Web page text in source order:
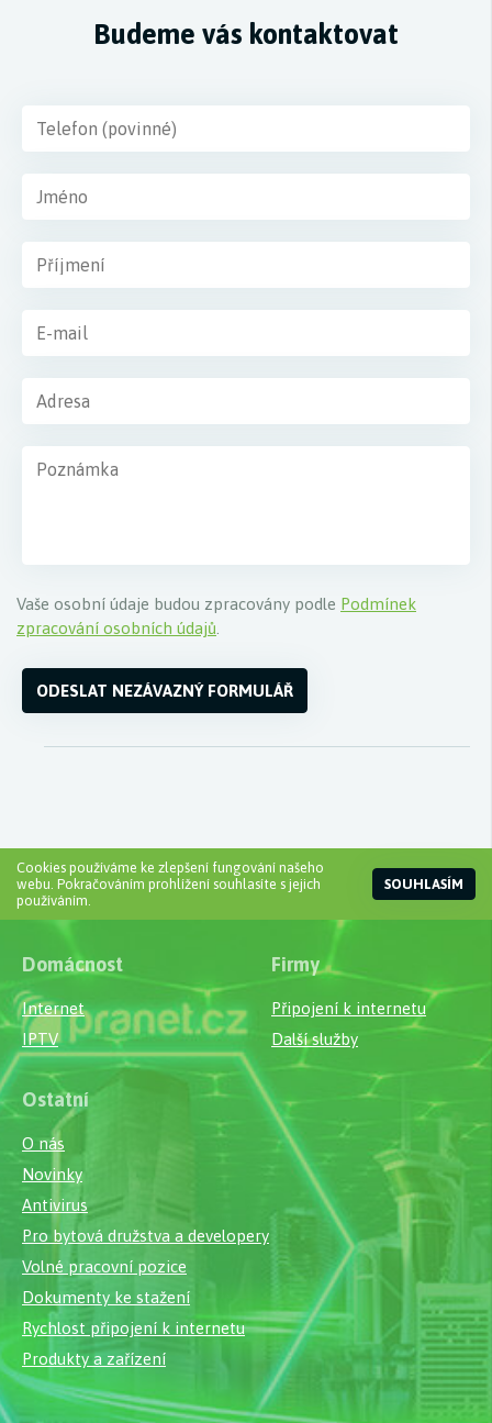
Budeme vás kontaktovat
Vaše osobní údaje budou zpracovány podle Podmínek
zpracování osobních údajů
ODESLAT NEZÁVAZNÝ FORMULÁŘ
Cookies používáme ke zlepšení fungování našeho
webu. Pokračováním prohlížení souhlasíte s jejich
používáním.
SOUHLASÍM
Domácnost
Internet
IPTV
Firmy
Připojení k internetu
Další služby
Ostatní
O nás
Novinky
Antivirus
Pro bytová družstva a developery
Volné pracovní pozice
Dokumenty ke stažení
Rychlost připojení k internetu
Produkty a zařízení